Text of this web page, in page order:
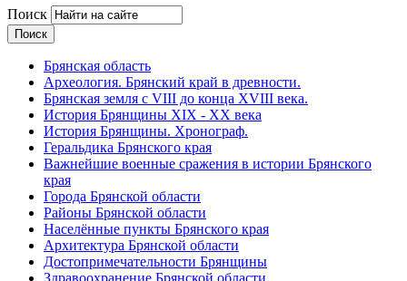
Поиск
Брянская область
Археология. Брянский край в древности.
Брянская земля с VIII до конца XVIII века.
История Брянщины XIX - XX века
История Брянщины. Хронограф.
Геральдика Брянского края
Важнейшие военные сражения в истории Брянского
края
Города Брянской области
Районы Брянской области
Населённые пункты Брянского края
Архитектура Брянской области
Достопримечательности Брянщины
Здравоохранение Брянской области